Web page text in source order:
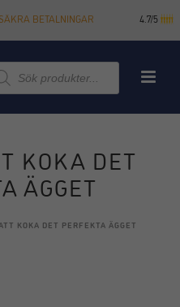
SÄKRA BETALNINGAR 4.7/5
KOKA DET
ÄGGET
KOKA DET PERFEKTA ÄGGET